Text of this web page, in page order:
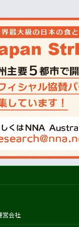
ニュージーラ
プライスチェック
ウールワース
コールズ
IGA
アルディ
カウントダウ
フードスタッ
その他
Japan
営会社